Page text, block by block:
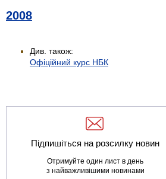
2008
Див. також:
Офіційний курс НБК
Підпишіться на розсилку новин
Отримуйте один лист в день
з найважливішими новинами